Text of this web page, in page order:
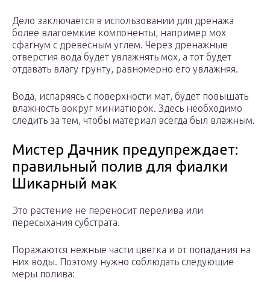
Дело заключается в использовании для дренажа
более влагоемкие компоненты, например мох
сфагнум с древесным углем. Через дренажные
отверстия вода будет увлажнять мох, а тот будет
отдавать влагу грунту, равномерно его увлажняя.
Вода, испаряясь с поверхности мат, будет повышать
влажность вокруг миниатюрок. Здесь необходимо
следить за тем, чтобы материал всегда был влажным.
Мистер Дачник предупреждает:
правильный полив для фиалки
Шикарный мак
Это растение не переносит перелива или
пересыхания субстрата.
Поражаются нежные части цветка и от попадания на
них воды. Поэтому нужно соблюдать следующие
меры полива: